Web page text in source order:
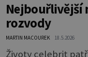
Nejbouřlivější
rozvody
MARTIN MACOUREK 18.5.2026
Životy celebrit